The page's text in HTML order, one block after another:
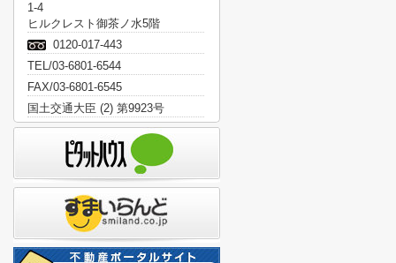
1-4
ヒルクレスト御茶ノ水5階
0120-017-443
TEL/03-6801-6544
FAX/03-6801-6545
国土交通大臣 (2) 第9923号